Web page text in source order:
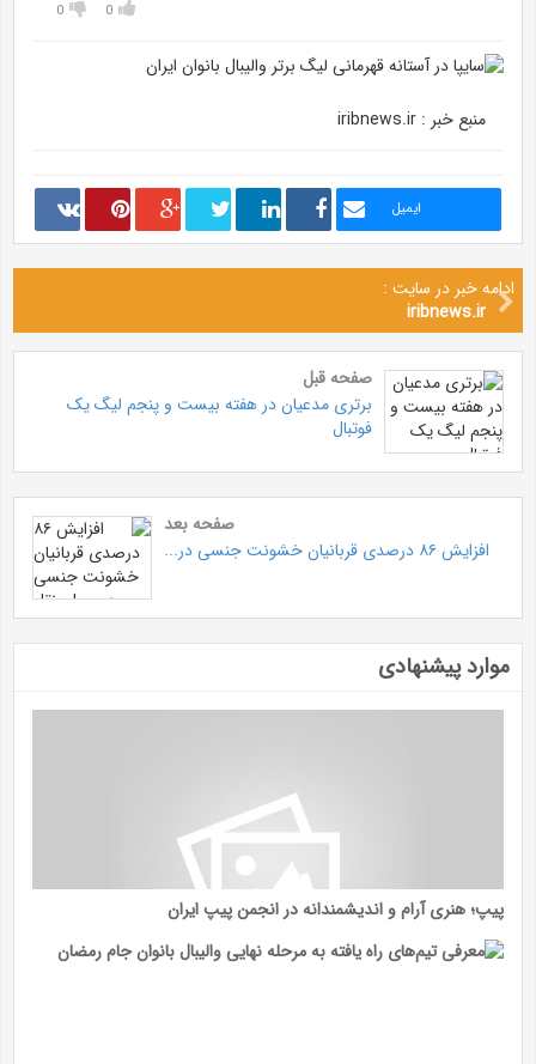
0
0
منبع خبر : iribnews.ir
ایمیل
ادامه خبر در سایت :
iribnews.ir
صفحه قبل
برتری مدعیان در هفته بیست و پنجم لیگ یک
فوتبال
صفحه بعد
افزایش ۸۶ درصدی قربانیان خشونت جنسی در...
موارد پیشنهادی
پیپ؛ هنری آرام و اندیشمندانه در انجمن پیپ ایران